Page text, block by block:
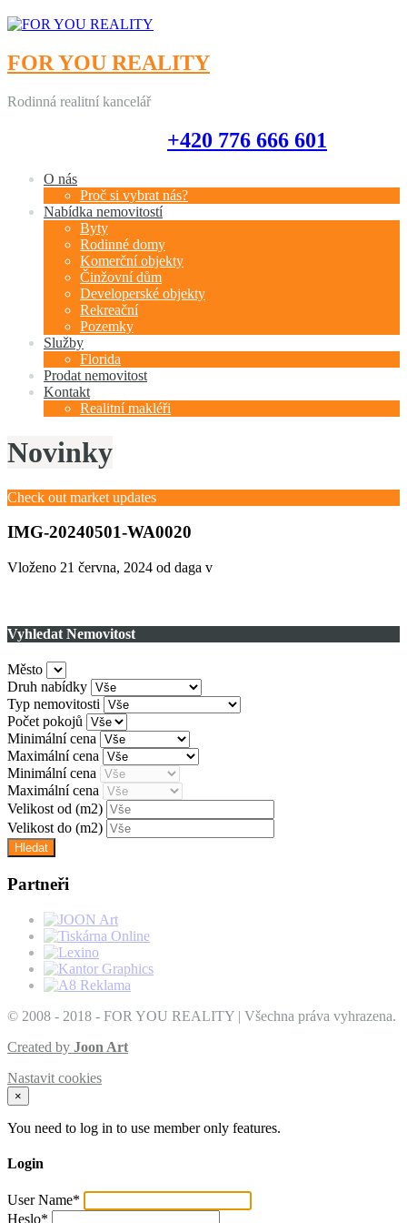
FOR YOU REALITY
Rodinná realitní kancelář
+420 776 666 601
O nás
Proč si vybrat nás?
Nabídka nemovitostí
Byty
Rodinné domy
Komerční objekty
Činžovní dům
Developerské objekty
Rekreační
Pozemky
Služby
Florida
Prodat nemovitost
Kontakt
Realitní makléři
Novinky
Check out market updates
IMG-20240501-WA0020
Vloženo 21 června, 2024 od daga v
Vyhledat Nemovitost
Město
Druh nabídky
Typ nemovitosti
Počet pokojů
Minimální cena
Maximální cena
Minimální cena
Maximální cena
Velikost od (m2)
Velikost do (m2)
Partneři
© 2008 - 2018 - FOR YOU REALITY | Všechna práva vyhrazena.
Created by Joon Art
Nastavit cookies
×
You need to log in to use member only features.
Login
User Name*
Heslo*